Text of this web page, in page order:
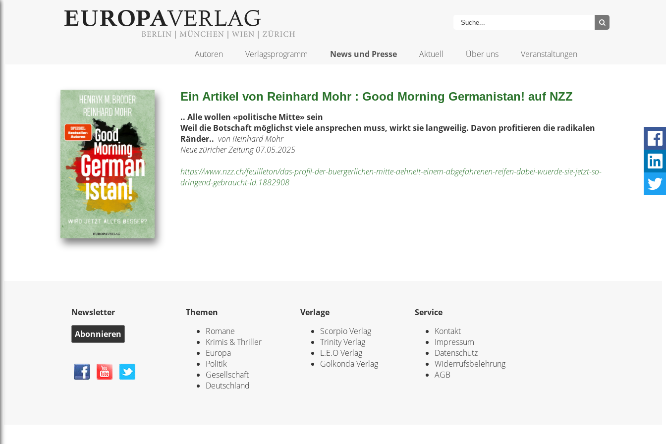
Autoren Verlagsprogramm News und Presse Aktuell Über uns Veranstaltungen
Ein Artikel von Reinhard Mohr : Good Morning Germanistan! auf NZZ
.. Alle wollen «politische Mitte» sein
Weil die Botschaft möglichst viele ansprechen muss, wirkt sie langweilig. Davon profitieren die radikalen
Ränder.. von Reinhard Mohr
Neue züricher Zeitung 07.05.2025
https://www.nzz.ch/feuilleton/das-profil-der-buergerlichen-mitte-aehnelt-einem-abgefahrenen-reifen-dabei-wuerde-sie-jetzt-so-
dringend-gebraucht-ld.1882908
Newsletter
Abonnieren
Themen
Romane
Krimis & Thriller
Europa
Politik
Gesellschaft
Deutschland
Verlage
Scorpio Verlag
Trinity Verlag
L.E.O Verlag
Golkonda Verlag
Service
Kontakt
Impressum
Datenschutz
Widerrufsbelehrung
AGB